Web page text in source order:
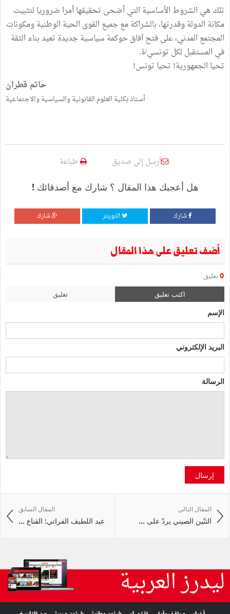
تلك هي الشروط الأساسية التي أضحى تحقيقها أمرا ضروريا لتثبيت
مكانة الدولة وقدرتها، بالشراكة مع جميع القوى الحية الوطنية ومكونات
المجتمع المدني، على فتح آفاق حوكمة سياسية جديدة تعيد بناء الثقة
في المستقبل لكل تونسي/ة.
تحيا الجمهورية! تحيا تونس!
حاتم قطران
أستاذ بكلية العلوم القانونية والسياسية والاجتماعية
أرسل إلى صديق طباعة
هل أعجبك هذا المقال ؟ شارك مع أصدقائك !
شارك التويتر شارك
أضف تعليق على هذا المقال
0 تعليق
اكتب تعليق تعليق
الإسم
البريد الإلكتروني
الرسالة
إرسال
المقال السابق
عبد اللطيف الفراتي: القناع ...
المقال التالي
التنّين الصيني يردّ على ...
ليدرز العربية